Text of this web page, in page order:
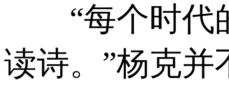
“每个时代的
读诗。”杨克